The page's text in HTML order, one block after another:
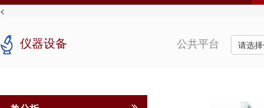
<
仪器设备 公共平台 请选